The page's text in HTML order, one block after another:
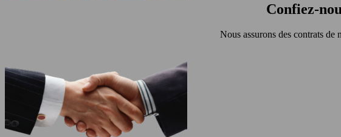
Confiez-
Nous assurons des contrats